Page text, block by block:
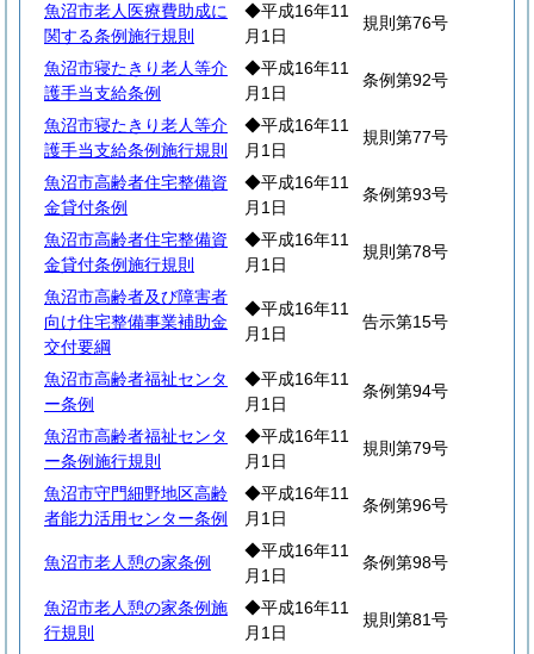
魚沼市老人医療費助成に
関する条例施行規則
◆平成16年11
月1日
規則第76号
魚沼市寝たきり老人等介
護手当支給条例
◆平成16年11
月1日
条例第92号
魚沼市寝たきり老人等介
護手当支給条例施行規則
◆平成16年11
月1日
規則第77号
魚沼市高齢者住宅整備資
金貸付条例
◆平成16年11
月1日
条例第93号
魚沼市高齢者住宅整備資
金貸付条例施行規則
◆平成16年11
月1日
規則第78号
魚沼市高齢者及び障害者
向け住宅整備事業補助金
交付要綱
◆平成16年11
月1日
告示第15号
魚沼市高齢者福祉センタ
ー条例
◆平成16年11
月1日
条例第94号
魚沼市高齢者福祉センタ
ー条例施行規則
◆平成16年11
月1日
規則第79号
魚沼市守門細野地区高齢
者能力活用センター条例
◆平成16年11
月1日
条例第96号
魚沼市老人憩の家条例
◆平成16年11
月1日
条例第98号
魚沼市老人憩の家条例施
行規則
◆平成16年11
月1日
規則第81号